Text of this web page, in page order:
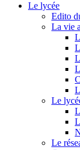
Le lycée
Edito
La vie
Le
Le